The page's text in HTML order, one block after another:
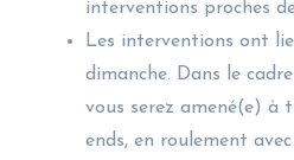
interventions proches
Les interventions ont
dimanche. Dans le
vous serez amené(e) à
ends, en roulement